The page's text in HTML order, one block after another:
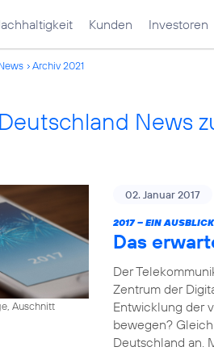
Kunden Investoren
Archiv 2021
News
Auschnitt
02. Januar 2017
2017 – EIN
Das
Der
Zentrum der
Entwicklung der
bewegen?
Deutschland an.